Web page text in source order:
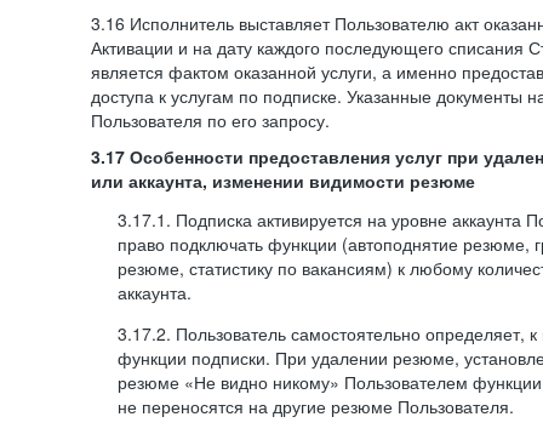
3.16 Исполнитель выставляет Пользователю акт
Активации и на дату каждого последующего списания
является фактом оказанной услуги, а именно
доступа к услугам по подписке. Указанные документы
Пользователя по его запросу.
3.17 Особенности предоставления услуг при
или аккаунта, изменении видимости резюме
3.17.1. Подписка активируется на уровне аккаунта
право подключать функции (автоподнятие резюме,
резюме, статистику по вакансиям) к любому
аккаунта.
3.17.2. Пользователь самостоятельно определяет,
функции подписки. При удалении резюме,
резюме «Не видно никому» Пользователем функции
не переносятся на другие резюме Пользователя.